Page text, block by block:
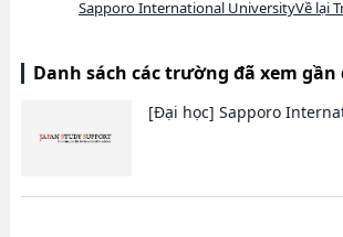
Sapporo International UniversityVề lại
Danh sách các trường đã xem gần
[Đại học] Sapporo